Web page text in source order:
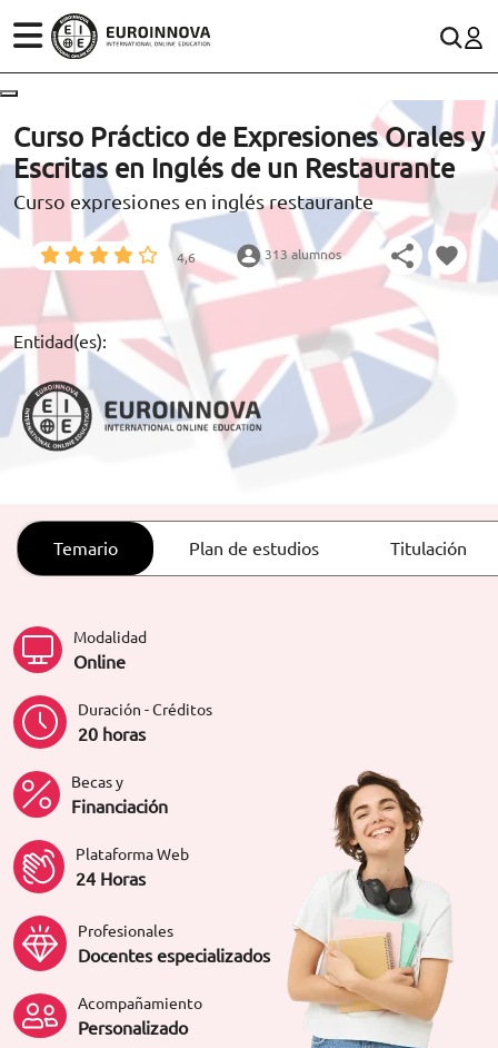
ESTUDIOS
CONOCE EUROINNOVA
BECAS Y FINANCIACIÓN
RECURSOS EDUCATIVOS
ARTÍCULOS
(+34)958 050 200(gratuito en España)
900 831 200
formacion@euroinnova.com
TRABAJA CON NOSOTROS
Curso Práctico de Expresiones Orales y
Escritas en Inglés de un Restaurante
Curso expresiones en inglés restaurante
4,6 313 alumnos
Entidad(es):
Temario Plan de estudios Titulación
Modalidad
Online
Duración - Créditos
20 horas
Becas y
Financiación
Plataforma Web
24 Horas
Profesionales
Docentes especializados
Acompañamiento
Personalizado